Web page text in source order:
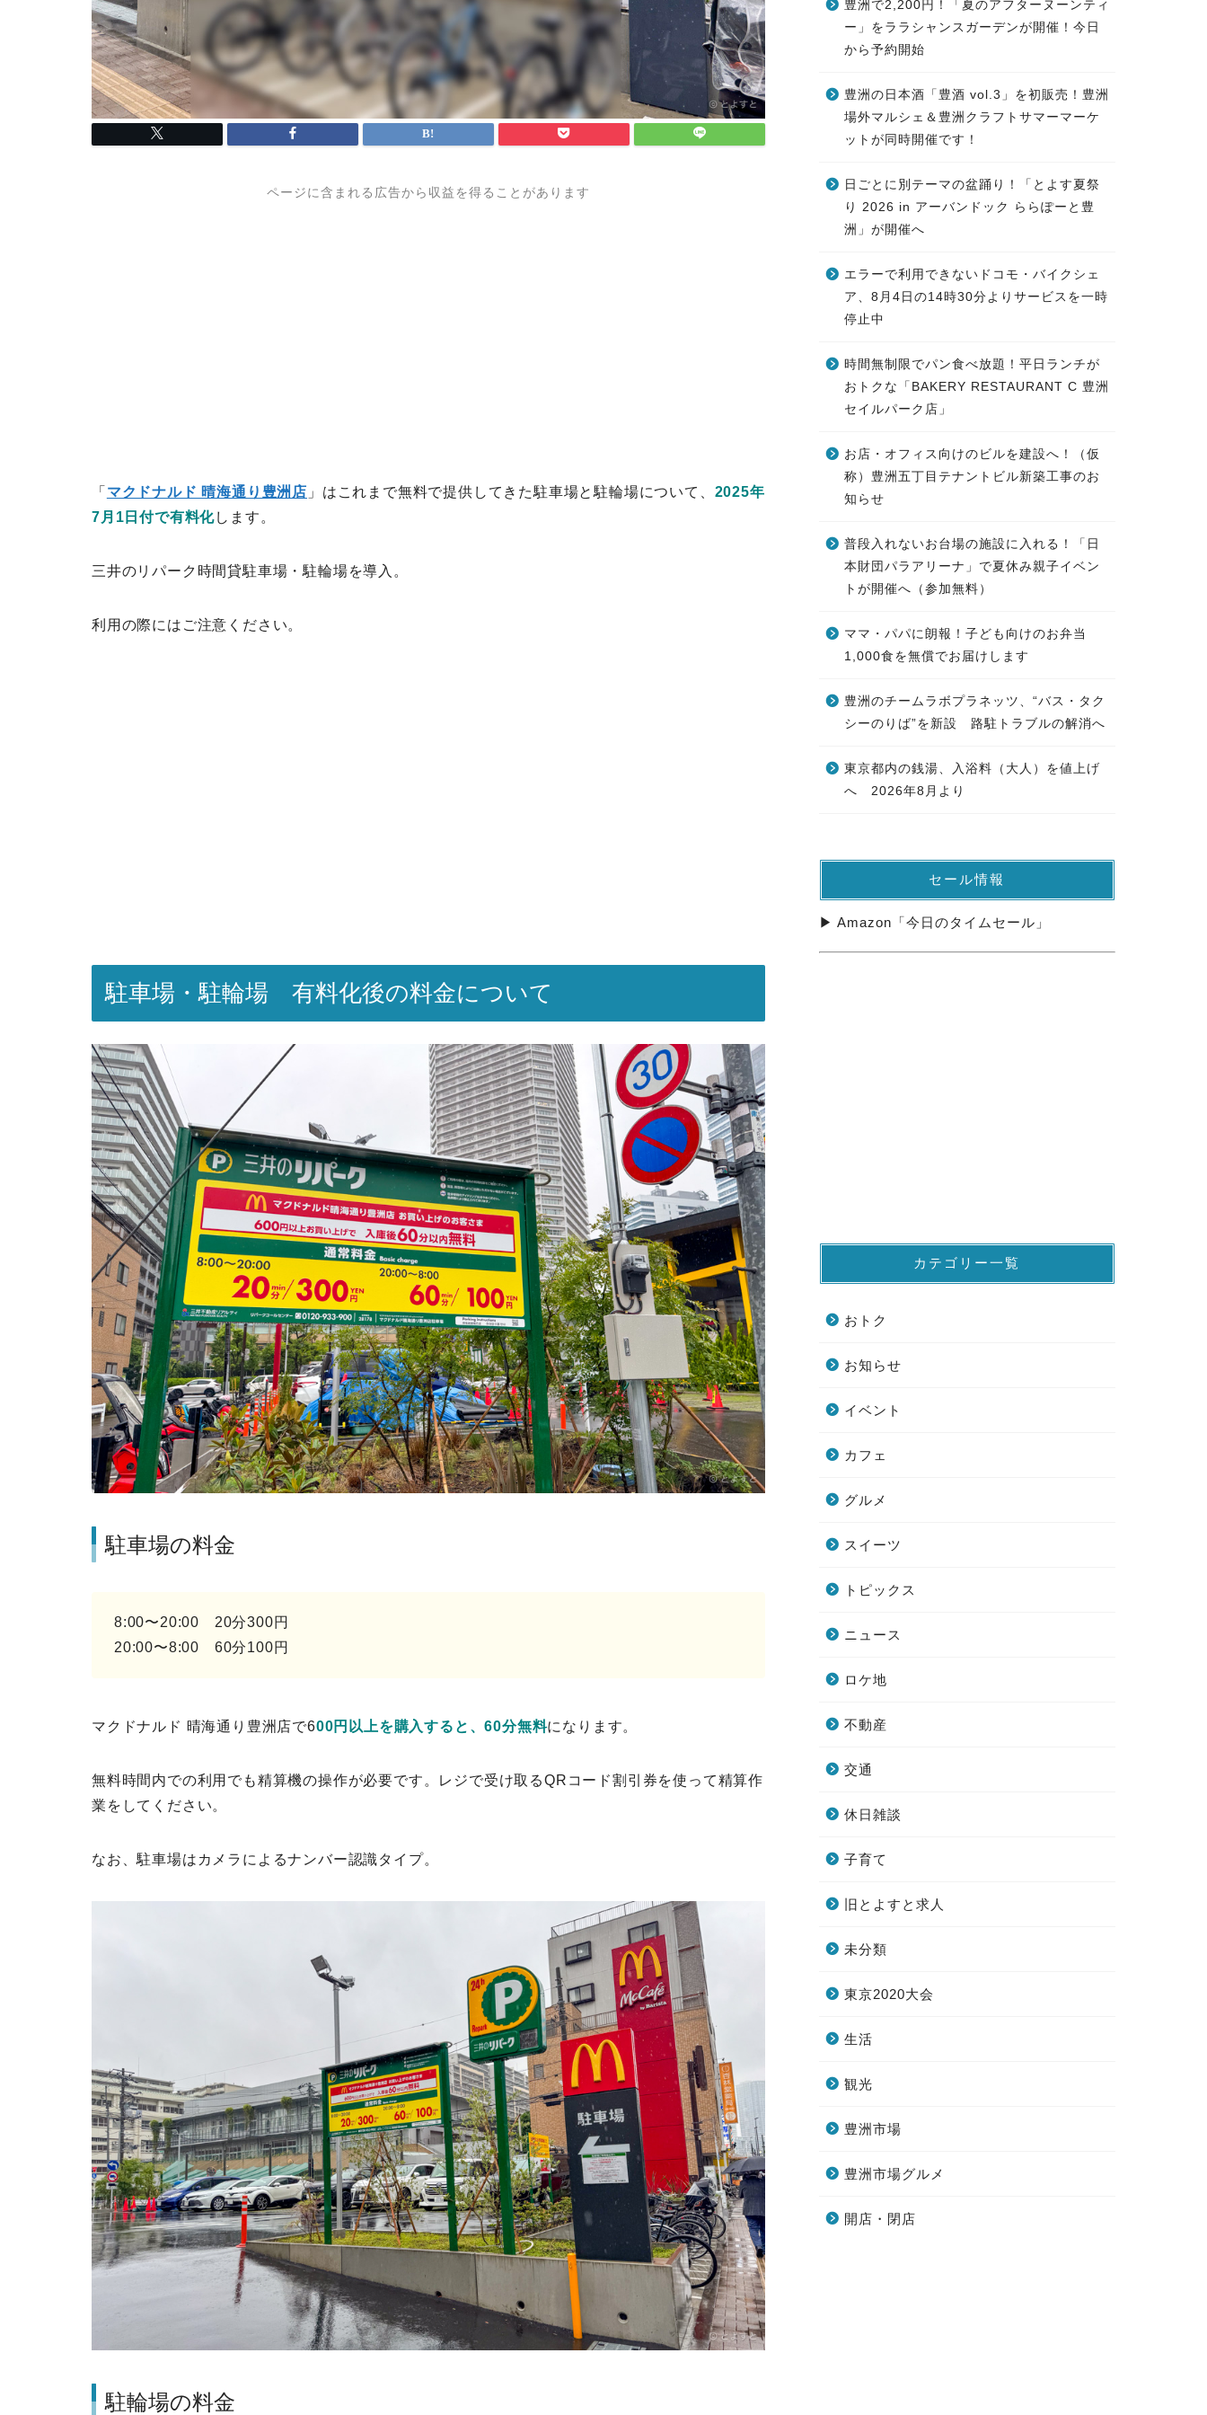
ページに含まれる広告から収益を得ることがあります
「 マクドナルド 晴海通り豊洲店 」はこれまで無料で提供してきた駐車場と駐輪場について、 2025年
7月1日付で有料化します。
三井のリパーク時間貸駐車場・駐輪場を導入。
利用の際にはご注意ください。
駐車場・駐輪場 有料化後の料金について
駐車場の料金
8:00〜20:00 20分300円
20:00〜8:00 60分100円
マクドナルド 晴海通り豊洲店で600円以上を購入すると、60分無料になります。
無料時間内での利用でも精算機の操作が必要です。レジで受け取るQRコード割引券を使って精算作
業をしてください。
なお、駐車場はカメラによるナンバー認識タイプ。
駐輪場の料金
豊洲で2,200円！「夏のアフターヌーンティ
ー」をララシャンスガーデンが開催！今日
から予約開始
豊洲の日本酒「豊酒 vol.3」を初販売！豊洲
場外マルシェ＆豊洲クラフトサマーマーケ
ットが同時開催です！
日ごとに別テーマの盆踊り！「とよす夏祭
り 2026 in アーバンドック ららぽーと豊
洲」が開催へ
エラーで利用できないドコモ・バイクシェ
ア、8月4日の14時30分よりサービスを一時
停止中
時間無制限でパン食べ放題！平日ランチが
おトクな「BAKERY RESTAURANT C 豊洲
セイルパーク店」
お店・オフィス向けのビルを建設へ！（仮
称）豊洲五丁目テナントビル新築工事のお
知らせ
普段入れないお台場の施設に入れる！「日
本財団パラアリーナ」で夏休み親子イベン
トが開催へ（参加無料）
ママ・パパに朗報！子ども向けのお弁当
1,000食を無償でお届けします
豊洲のチームラボプラネッツ、“バス・タク
シーのりば”を新設 路駐トラブルの解消へ
東京都内の銭湯、入浴料（大人）を値上げ
へ 2026年8月より
セール情報
▶ Amazon「今日のタイムセール」
カテゴリー一覧
おトク
お知らせ
イベント
カフェ
グルメ
スイーツ
トピックス
ニュース
ロケ地
不動産
交通
休日雑談
子育て
旧とよすと求人
未分類
東京2020大会
生活
観光
豊洲市場
豊洲市場グルメ
開店・閉店